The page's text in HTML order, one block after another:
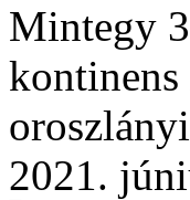
Mintegy
2021.